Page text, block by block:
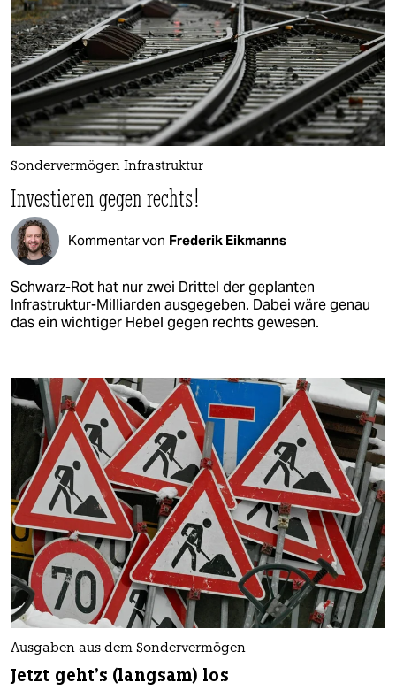
Sondervermögen Infrastruktur
Investieren gegen rechts!
Kommentar von Frederik Eikmanns
Schwarz-Rot hat nur zwei Drittel der geplanten
Infrastruktur-Milliarden ausgegeben. Dabei wäre genau
das ein wichtiger Hebel gegen rechts gewesen.
Ausgaben aus dem Sondervermögen
Jetzt geht’s (langsam) los